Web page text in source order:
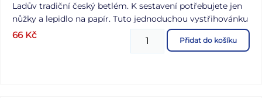
Ladův tradiční český betlém. K sestavení potřebujete jen
nůžky a lepidlo na papír. Tuto jednoduchou vystřihovánku
zvládnou i děti. Počet stránek: 4 Rozměr balení: A4
66 Kč Přidat do košíku